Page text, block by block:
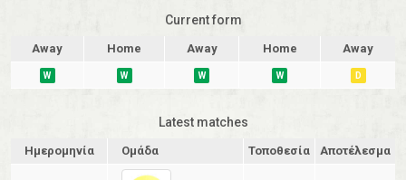
Current form
Away Home Away Home Away
W W W W D
Latest matches
Ημερομηνία Ομάδα Τοποθεσία Αποτέλεσμα